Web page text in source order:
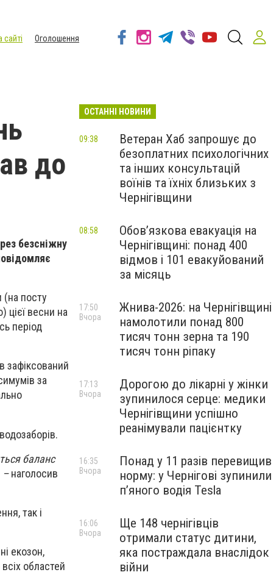
Оголошення
до
безсніжну
(на посту
цієї весни на
період
зафіксований
за
баланс
–наголосив
так і
екозон,
областей
ОСТАННІ НОВИНИ
Ветеран Хаб запрошує до
безоплатних психологічних
та інших консультацій
воїнів та їхніх близьких з
Чернігівщини
09:38
Обов’язкова евакуація на
Чернігівщині: понад 400
відмов і 101 евакуйований
за місяць
08:58
Жнива-2026: на Чернігівщині
намолотили понад 800
тисяч тонн зерна та 190
тисяч тонн ріпаку
17:50
Вчора
Дорогою до лікарні у жінки
зупинилося серце: медики
Чернігівщини успішно
реанімували пацієнтку
17:13
Вчора
Понад у 11 разів перевищив
норму: у Чернігові зупинили
пʼяного водія Tesla
16:35
Вчора
Ще 148 чернігівців
отримали статус дитини,
яка постраждала внаслідок
війни
16:06
Вчора